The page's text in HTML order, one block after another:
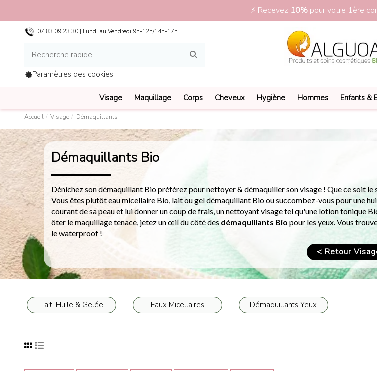
⚡ Recevez 10% pour votre 1ère
07.83.09.23.30 | Lundi au Vendredi 9h-12h/14h-17h
Paramètres des cookies
Visage Maquillage Corps Cheveux Hygiène Hommes Enfants &
Accueil Visage Démaquillants
Démaquillants Bio
Dénichez son démaquillant Bio préférez pour nettoyer & démaquiller son visage ! Que ce soit
Vous êtes plutôt eau micellaire Bio, lait ou gel démaquillant Bio ou succombez-vous pour une
courant de sa peau et lui donner un coup de frais, un nettoyant visage tel qu'une lotion tonique
ôter le maquillage tenace, jetez un œil du côté des démaquillants Bio pour les yeux. Vous
le waterproof !
< Retour
Lait, Huile & Gelée Eaux Micellaires Démaquillants Yeux